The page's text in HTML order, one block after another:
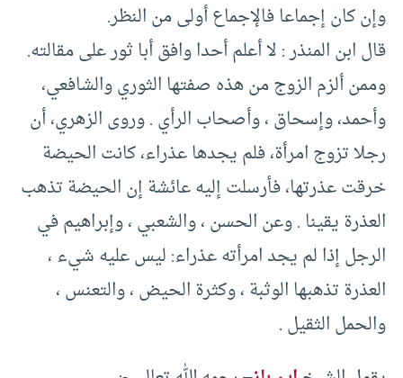
وإن كان إجماعا فالإجماع أولى من النظر.
قال ابن المنذر : لا أعلم أحدا وافق أبا ثور على مقالته.
وممن ألزم الزوج من هذه صفتها الثوري والشافعي،
وأحمد، وإسحاق ، وأصحاب الرأي . وروى الزهري، أن
رجلا تزوج امرأة، فلم يجدها عذراء، كانت الحيضة
خرقت عذرتها، فأرسلت إليه عائشة إن الحيضة تذهب
العذرة يقينا . وعن الحسن ، والشعبي ، وإبراهيم في
الرجل إذا لم يجد امرأته عذراء: ليس عليه شيء ،
العذرة تذهبها الوثبة ، وكثرة الحيض ، والتعنس ،
والحمل الثقيل .